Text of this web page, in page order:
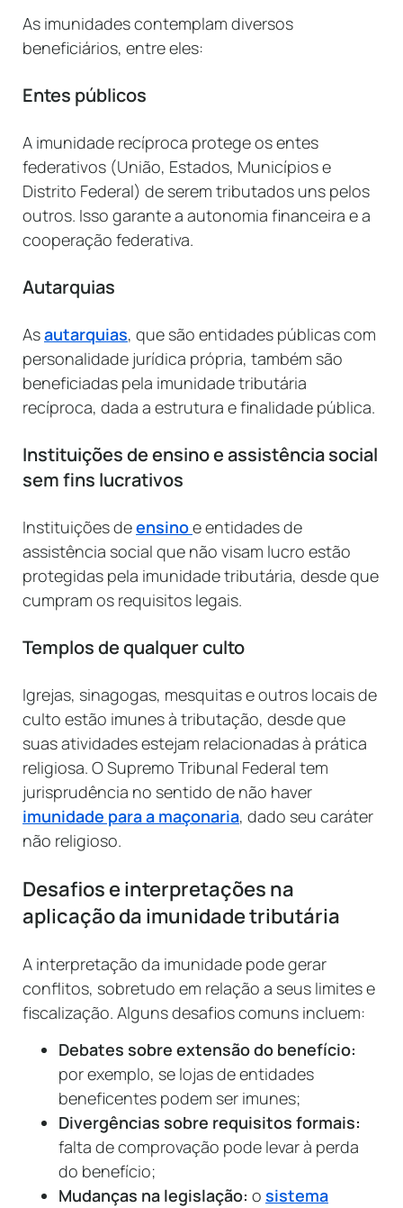
As imunidades contemplam diversos
beneficiários, entre eles:
Entes públicos
A imunidade recíproca protege os entes
federativos (União, Estados, Municípios e
Distrito Federal) de serem tributados uns pelos
outros. Isso garante a autonomia financeira e a
cooperação federativa.
Autarquias
Asautarquias, que são entidades públicas com
personalidade jurídica própria, também são
beneficiadas pela imunidade tributária
recíproca, dada a estrutura e finalidade pública.
Instituições de ensino e assistência social
sem fins lucrativos
Instituições deensinoe entidades de
assistência social que não visam lucro estão
protegidas pela imunidade tributária, desde que
cumpram os requisitos legais.
Templos de qualquer culto
Igrejas, sinagogas, mesquitas e outros locais de
culto estão imunes à tributação, desde que
suas atividades estejam relacionadas à prática
religiosa. O Supremo Tribunal Federal tem
jurisprudência no sentido de não haver
imunidade para a maçonaria, dado seu caráter
não religioso.
Desafios e interpretações na
aplicação da imunidade tributária
A interpretação da imunidade pode gerar
conflitos, sobretudo em relação a seus limites e
fiscalização. Alguns desafios comuns incluem:
Debates sobre extensão do benefício:
por exemplo, se lojas de entidades
beneficentes podem ser imunes;
Divergências sobre requisitos formais:
falta de comprovação pode levar à perda
do benefício;
Mudanças na legislação: o sistema